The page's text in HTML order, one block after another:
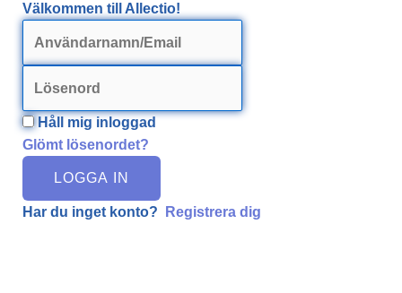
Välkommen till Allectio!
Håll mig inloggad
Glömt lösenordet?
LOGGA IN
Har du inget konto? Registrera dig